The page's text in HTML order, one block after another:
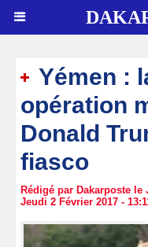
Yémen :
opération
Donald
fiasco
Rédigé par Dakarposte
Jeudi 2 Février 2017 -